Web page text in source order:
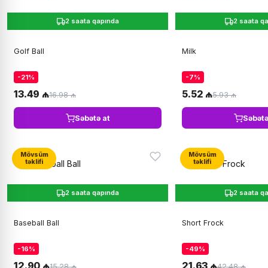
2 saata qapında
Golf Ball
-21%
13.49 ₼16.98 ₼
Səbətə at
2 saata
Milk
-7%
5.52 ₼5.93 ₼
Mövsüm
təklifi
2 saata qapında
Baseball Ball
-16%
Mövsüm
təklifi
2 saata
Short Frock
-49%